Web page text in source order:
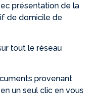
présentation de la
de domicile de
tout le réseau
provenant
un seul clic en vous